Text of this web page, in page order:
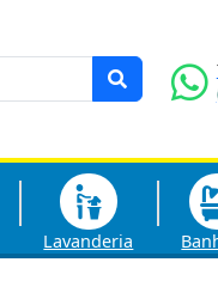
Lavanderia